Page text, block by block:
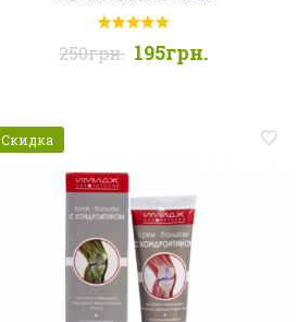
250грн. 195грн.
Скидка